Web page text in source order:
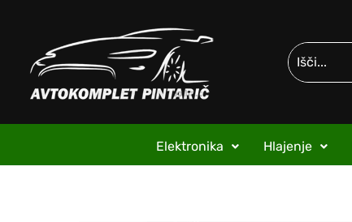
Elektronika Hlajenje